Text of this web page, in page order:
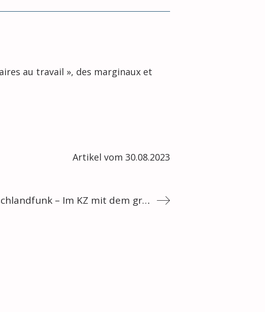
au travail », des marginaux et
Artikel vom 30.08.2023
Deutschlandfunk – Im KZ mit dem grünen und schwarzen Winkel